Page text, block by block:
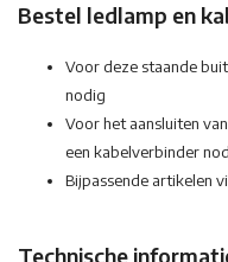
Bestel ledlamp en
Voor deze staande
nodig
Voor het aansluiten
een kabelverbinder
Bijpassende artikelen
Technische